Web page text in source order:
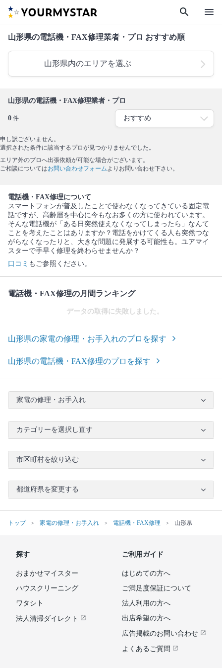
search menu
山形県の電話機・FAX修理業者・プロ おすすめ順
山形県内のエリアを選ぶ
山形県の電話機・FAX修理業者・プロ
0 件
申し訳ございません。
選択された条件に該当するプロが見つかりませんでした。
エリア外のプロへ出張依頼が可能な場合がございます。
ご相談についてはお問い合わせフォームよりお問い合わせ下さい。
電話機・FAX修理について
スマートフォンが普及したことで使わなくなってきている固定電
話ですが、高齢層を中心に今もなお多くの方に使われています。
そんな電話機が「ある日突然使えなくなってしまったら」なんて
ことを考えたことはありますか？電話をかけてくる人も突然つな
がらなくなったりと、大きな問題に発展する可能性も。ユアマイ
スターで手早く修理を終わらせませんか？
口コミ もご参照ください。
電話機・FAX修理の月間ランキング
データの取得に失敗しました。
山形県の家電の修理・お手入れのプロを探す
山形県の電話機・FAX修理のプロを探す
家電の修理・お手入れ
カテゴリーを選択し直す
市区町村を絞り込む
都道府県を変更する
トップ 家電の修理・お手入れ 電話機・FAX修理 山形県
探す
おまかせマイスター
ハウスクリーニング
ワタシト
法人清掃ダイレクト
ご利用ガイド
はじめての方へ
ご満足度保証について
法人利用の方へ
出店希望の方へ
広告掲載のお問い合わせ
よくあるご質問